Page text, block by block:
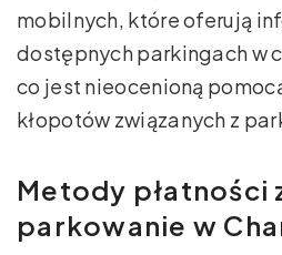
mobilnych, które oferują
dostępnych parkingach w
co jest nieocenioną
kłopotów związanych z
Metody płatności
parkowanie w